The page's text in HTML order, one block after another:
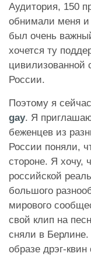
Аудитория, 150
обнимали меня и
был очень
хочется ту
цивилизованной
России.
Поэтому я
gay. Я
беженцев из
России поняли,
стороне. Я хочу,
российской
большого
мирового
свой клип на
сняли в
образе дрэг-